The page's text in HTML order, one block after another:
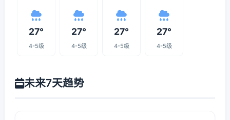
27°
4-5级
27°
4-5级
27°
4-5级
27°
4-5级
未来7天趋势